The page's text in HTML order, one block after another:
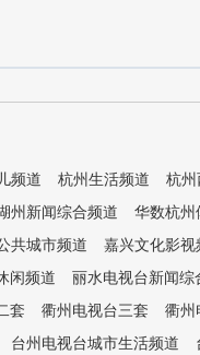
频道 杭州生活频道
杭州
州新闻综合频道
华数杭州
共城市频道
嘉兴文化影视
闲频道
丽水电视台新闻综
套 衢州电视台三套
衢州
台州电视台城市生活频道